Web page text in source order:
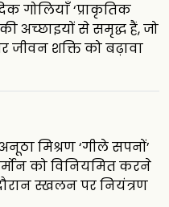
गोलियाँ ‘प्राकृतिक
अच्छाइयों से समृद्ध हैं, जो
शक्ति को बढ़ावा
मिश्रण ‘गीले सपनों’
को विनियमित करने
स्खलन पर नियंत्रण